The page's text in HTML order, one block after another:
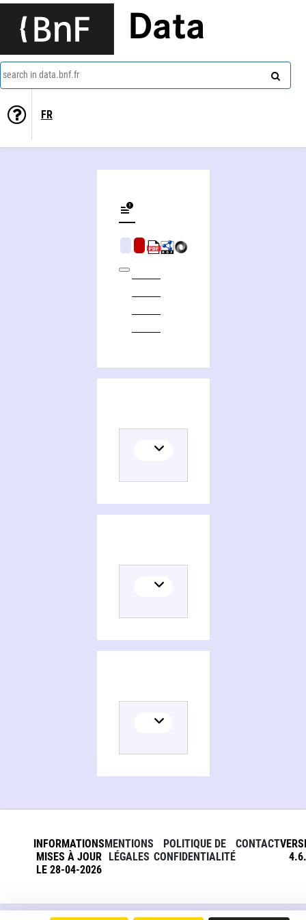
Data
search in data.bnf.fr
FR
INFORMATIONS
MISES À JOUR
LE 28-04-2026
MENTIONS
LÉGALES
POLITIQUE DE
CONFIDENTIALITÉ
CONTACT